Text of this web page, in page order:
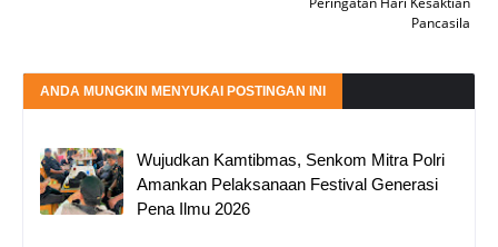
Pancasila
ANDA MUNGKIN MENYUKAI POSTINGAN INI
Wujudkan Kamtibmas, Senkom Mitra Polri
Amankan Pelaksanaan Festival Generasi
Pena Ilmu 2026